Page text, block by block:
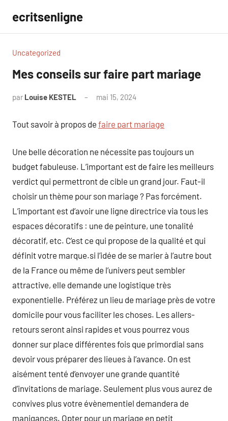
contenu
ecritsenligne
Uncategorized
Mes conseils sur faire part mariage
par Louise KESTEL mai 15, 2024
Tout savoir à propos de faire part mariage
Une belle décoration ne nécessite pas toujours un
budget fabuleuse. L’important est de faire les meilleurs
verdict qui permettront de cible un grand jour. Faut-il
choisir un thème pour son mariage ? Pas forcément.
L’important est d’avoir une ligne directrice via tous les
espaces décoratifs : une de peinture, une tonalité
décoratif, etc. C’est ce qui propose de la qualité et qui
définit votre marque.si l’idée de se marier à l’autre bout
de la France ou même de l’univers peut sembler
attractive, elle demande une logistique très
exponentielle. Préférez un lieu de mariage près de votre
domicile pour vous faciliter les choses. Les allers-
retours seront ainsi rapides et vous pourrez vous
donner sur place différentes fois que primordial sans
devoir vous préparer des lieues à l’avance. On est
aisément tenté d’envoyer une grande quantité
d’invitations de mariage. Seulement plus vous aurez de
convives plus votre évènementiel demandera de
manigances. Opter pour un mariage en petit